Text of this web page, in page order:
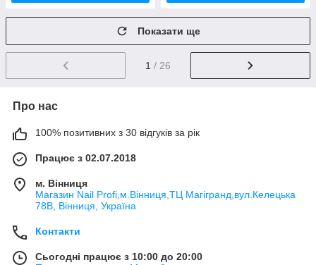
Показати ще
1 / 26
Про нас
100% позитивних з 30 відгуків за рік
Працює з 02.07.2018
м. Вінниця
Магазин Nail Profi,м.Вінниця,ТЦ Магігранд,вул.Келецька
78В, Вінниця, Україна
Контакти
Сьогодні працює з 10:00 до 20:00